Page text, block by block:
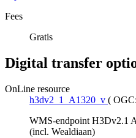
Fees
Gratis
Digital transfer
OnLine resource
h3dv2_1_A1320_v (
WMS-endpoint H3Dv2.1
(incl. Wealdiaan)